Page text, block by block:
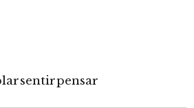
sentirpensar